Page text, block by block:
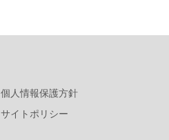
個人情報保護方針
サイトポリシー